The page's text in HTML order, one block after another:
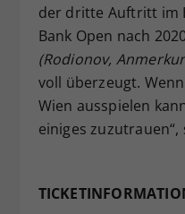
der dritte Auftritt im
Bank Open nach
(Rodionov,
voll überzeugt.
Wien ausspielen
einiges zuzutrauen“,